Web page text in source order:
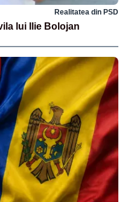
Realitatea din PSD
lui Ilie Bolojan